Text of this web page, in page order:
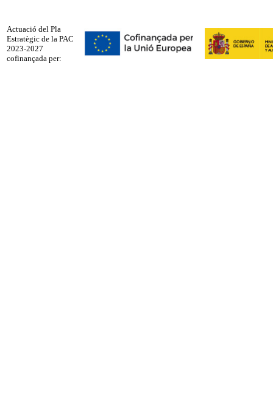
Actuació del Pla
Estratègic de la PAC
2023-2027
cofinançada per: